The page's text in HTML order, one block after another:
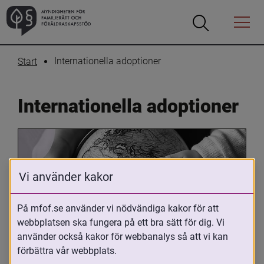
Öppna
Öppna
Menyn
Start Internationella adoptioner
Internationella adoptioner
Oavsett om du är adopterad,
adoptivförälder eller arbetar med
Vi använder kakor
På mfof.se använder vi nödvändiga kakor för att
webbplatsen ska fungera på ett bra sätt för dig. Vi
använder också kakor för webbanalys så att vi kan
förbättra vår webbplats.